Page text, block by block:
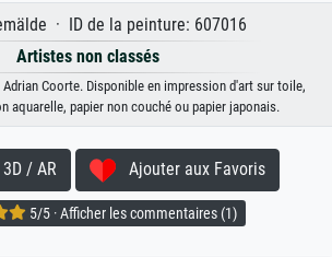
· ID de la peinture: 607016
Artistes non classés
Coorte. Disponible en impression d'art sur toile,
aquarelle, papier non couché ou papier japonais.
/ AR Ajouter aux Favoris
5/5 · Afficher les commentaires (1)